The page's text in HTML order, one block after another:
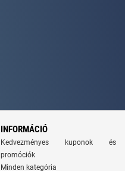
INFORMÁCIÓ
Kedvezményes kuponok és
promóciók
Minden kategória